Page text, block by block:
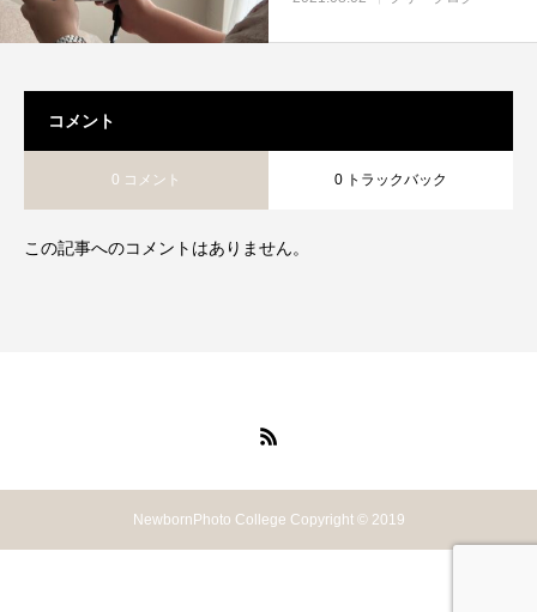
コメント
0 コメント 0 トラックバック
この記事へのコメントはありません。
NewbornPhoto College Copyright © 2019